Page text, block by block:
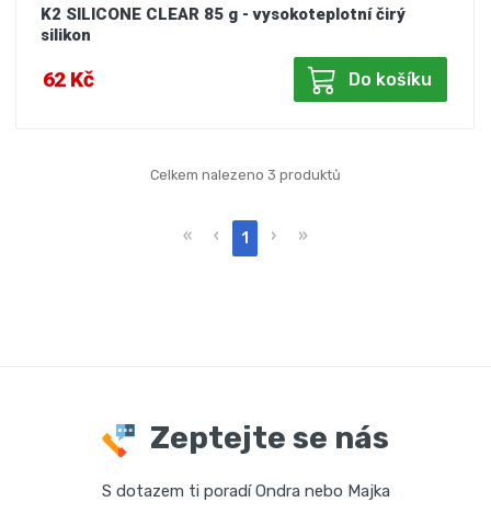
K2 SILICONE CLEAR 85 g - vysokoteplotní čirý
silikon
62 Kč Do košíku
Celkem nalezeno 3 produktů
« ‹ 1 › »
Zeptejte se nás
S dotazem ti poradí Ondra nebo Majka